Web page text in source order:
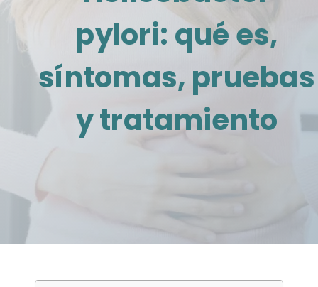
pylori: qué es,
síntomas, pruebas
y tratamiento